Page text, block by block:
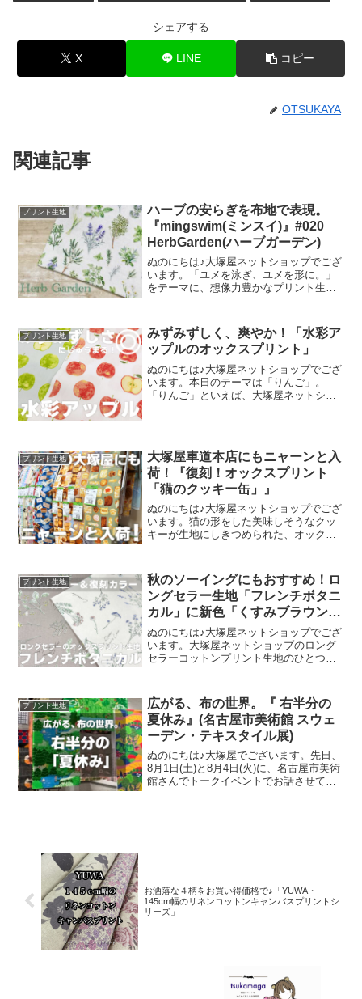
シェアする
X LINE コピー
OTSUKAYA
関連記事
プリント生地
ハーブの安らぎを布地で表現。
『mingswim(ミンスイ)』#020
HerbGarden(ハーブガーデン)
ぬのにちは♪大塚屋ネットショップでござ
います。「ユメを泳ぎ、ユメを形に。」
をテーマに、想像力豊かなプリント生地
集ページよりご覧いただけます。＼
mingswi
プリント生地
みずみずしく、爽やか！「水彩ア
ップルのオックスプリント」
ぬのにちは♪大塚屋ネットショップでござ
います。本日のテーマは「りんご」。
「りんご」といえば、大塚屋ネットショ
のオックスプリント」です
プリント生地
大塚屋車道本店にもニャーンと入
荷！『復刻！オックスプリント
「猫のクッキー缶」』
ぬのにちは♪大塚屋ネットショップでござ
います。猫の形をした美味しそうなクッ
キーが生地にしきつめられた、オックス
した。ご予約をくださっていましたお客
様への発送が完了し、現
プリント生地
秋のソーイングにもおすすめ！ロ
ングセラー生地「フレンチボタニ
カル」に新色「くすみブラウン」
が登場！
ぬのにちは♪大塚屋ネットショップでござ
います。大塚屋ネットショップのロング
セラーコットンプリント生地のひとつ
た「ペールピンク」の再販が、この度決
定いたしました。2026
プリント生地
広がる、布の世界。『 右半分の
夏休み』(名古屋市美術館 スウェ
ーデン・テキスタイル展)
ぬのにちは♪大塚屋でございます。先日、
8月1日(土)と8月4日(火)に、名古屋市美術
館さんでトークイベントでお話させてい
お洒落な４柄をお買い得価格で♪「YUWA・
145cm幅のリネンコットンキャンバスプリントシ
リーズ」